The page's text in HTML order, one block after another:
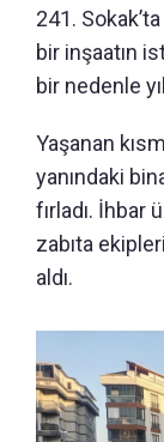
241.
bir inşaatın
bir nedenle
Yaşanan
yanındaki
fırladı. İhbar
zabıta
aldı.